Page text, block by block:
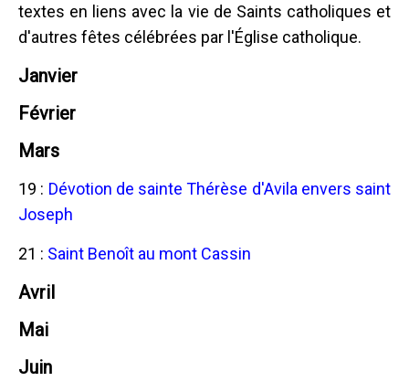
textes en liens avec la vie de Saints catholiques et
d'autres fêtes célébrées par l'Église catholique.
Janvier
Février
Mars
19 : Dévotion de sainte Thérèse d'Avila envers saint
Joseph
21 : Saint Benoît au mont Cassin
Avril
Mai
Juin